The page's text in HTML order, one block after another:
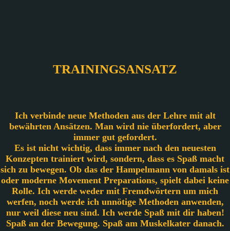
TRAININGS­ANSATZ
Ich verbinde neue Methoden aus der Lehre mit alt
bewährten Ansätzen. Man wird nie überfordert, aber
immer gut gefordert.
Es ist nicht wichtig, dass immer nach den neuesten
Konzepten trainiert wird, sondern, dass es Spaß macht
sich zu bewegen. Ob das der Hampelmann von damals ist
oder moderne Movement Preparations, spielt dabei keine
Rolle. Ich werde weder mit Fremdwörtern um mich
werfen, noch werde ich unnötige Methoden anwenden,
nur weil diese neu sind. Ich werde Spaß mit dir haben!
Spaß an der Bewegung. Spaß am Muskelkater danach.